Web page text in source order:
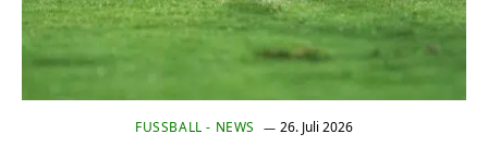
FUSSBALL - NEWS 26. Juli 2026